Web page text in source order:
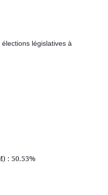
législatives à
: 50.53%